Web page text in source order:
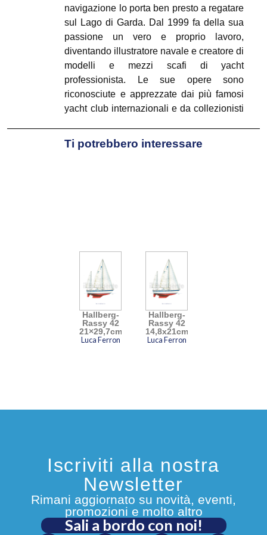
navigazione lo porta ben presto a regatare
sul Lago di Garda. Dal 1999 fa della sua
passione un vero e proprio lavoro,
diventando illustratore navale e creatore di
modelli e mezzi scafi di yacht
professionista. Le sue opere sono
riconosciute e apprezzate dai più famosi
yacht club internazionali e da collezionisti
alle imbarcazioni che hanno fatto la storia
della nautica da diporto, sono realizzati a
Player
00:00
Ti potrebbero interessare
Hallberg-
Rassy 42
21×29,7cm
Luca Ferron
Hallberg-
Rassy 42
14,8x21cm
Luca Ferron
Iscriviti alla nostra
Newsletter
Rimani aggiornato su novità, eventi,
promozioni e molto altro
Sali a bordo con noi!